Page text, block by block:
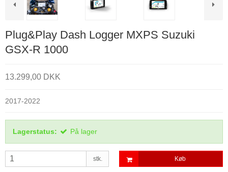
Plug&Play Dash Logger MXPS Suzuki
GSX-R 1000
13.299,00 DKK
2017-2022
Lagerstatus: På lager
stk. Køb